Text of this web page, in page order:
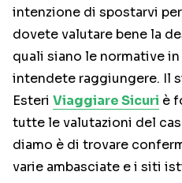
intenzione di spostarvi
dovete valutare bene la
quali siano le normative
intendete raggiungere. Il
Esteri Viaggiare Sicuri è
tutte le valutazioni del
diamo è di trovare
varie ambasciate e i siti